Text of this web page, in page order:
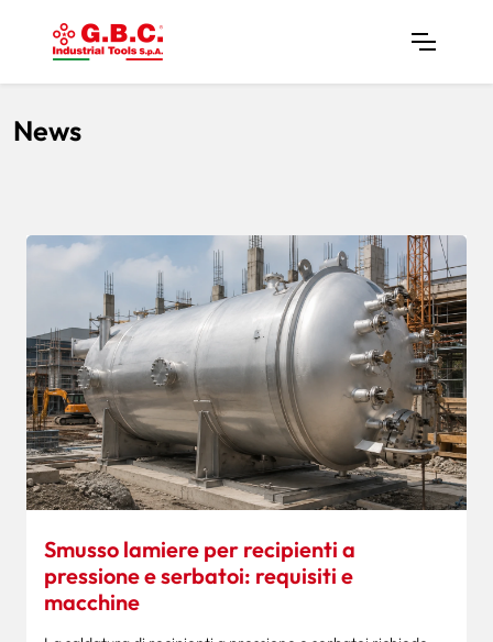
Home News
News
Smusso lamiere per recipienti a
pressione e serbatoi: requisiti e
macchine